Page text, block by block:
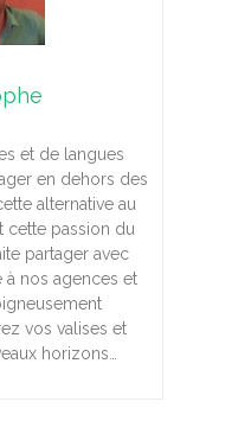
et de langues
en dehors des
alternative au
cette passion du
partager avec
à nos agences et
vos valises et
horizons…